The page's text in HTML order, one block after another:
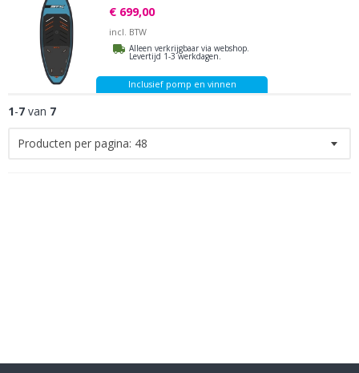
€ 699,00
incl. BTW
Alleen verkrijgbaar via webshop.
Levertijd 1-3 werkdagen.
Inclusief pomp en vinnen
1-7 van 7
Producten per pagina: 48